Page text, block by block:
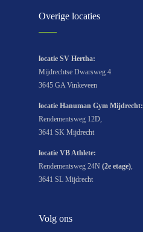
Overige locaties
locatie SV Hertha:
Mijdrechtse Dwarsweg 4
3645 GA Vinkeveen
locatie Hanuman Gym Mijdrecht:
Rendementsweg 12D,
3641 SK Mijdrecht
locatie VB Athlete:
Rendementsweg 24N (2e etage),
3641 SL Mijdrecht
Volg ons